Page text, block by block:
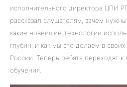
исполнительного директора ЦПИ
рассказал слушателям, зачем
какие новейшие технологии
глубин, и как мы это делаем в
России. Теперь ребята переходят к
обучения.